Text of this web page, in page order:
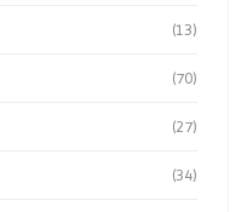
(13)
(70)
(27)
(34)